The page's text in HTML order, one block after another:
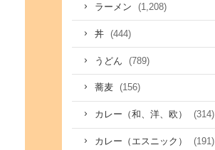
ラーメン (1,208)
丼 (444)
うどん (789)
蕎麦 (156)
カレー（和、洋、欧） (314)
カレー（エスニック） (191)